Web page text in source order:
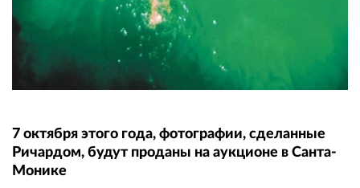
7 октября этого года, фотографии, сделанные
Ричардом, будут проданы на аукционе в Санта-
Монике